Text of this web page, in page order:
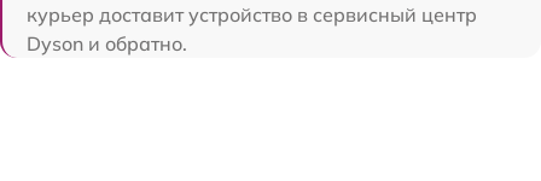
курьер доставит устройство в сервисный центр
Dyson и обратно.